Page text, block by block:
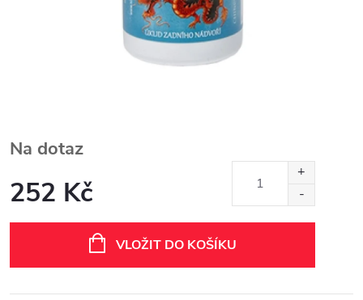
Na dotaz
252 Kč
VLOŽIT DO KOŠÍKU